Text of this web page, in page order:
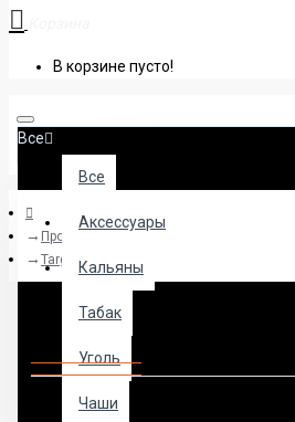
В корзине пусто!
Все
Все
Аксессуары
Кальяны
Табак
Уголь
Чаши
Производители
Target